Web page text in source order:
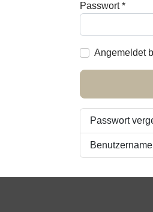
Passwort*
Angemeldet
Passwort